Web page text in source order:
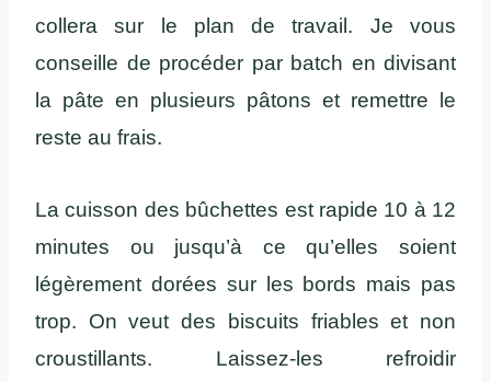
collera sur le plan de travail. Je vous
conseille de procéder par batch en divisant
la pâte en plusieurs pâtons et remettre le
reste au frais.
La cuisson des bûchettes est rapide 10 à 12
minutes ou jusqu’à ce qu’elles soient
légèrement dorées sur les bords mais pas
trop. On veut des biscuits friables et non
croustillants. Laissez-les refroidir